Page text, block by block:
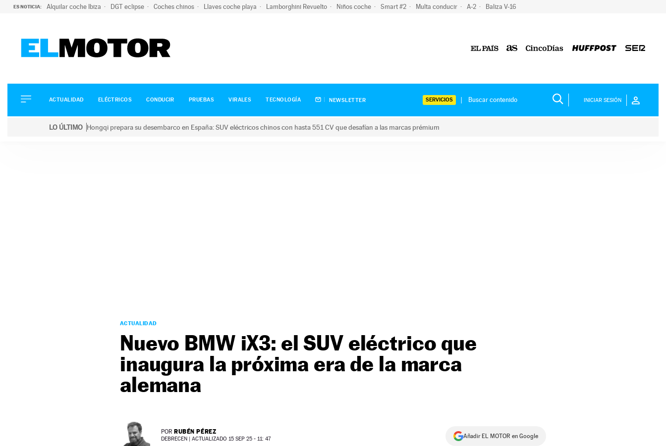
ES NOTICIA: Alquilar coche Ibiza DGT eclipse Coches chinos Llaves coche playa Lamborghini Revuelto Niños coche Smart #2 Multa conducir A-2 Baliza V-16
ELÉCTRICOS
CONDUCIR
ACTUALIDAD ELÉCTRICOS CONDUCIR PRUEBAS VIRALES TECNOLOGÍA NEWSLETTER SERVICIOS INICIAR SESIÓN
LO ÚLTIMO Hongqi prepara su desembarco en España: SUV eléctricos chinos con hasta 551 CV que desafían a las marcas prémium
ACTUALIDAD
Nuevo BMW iX3: el SUV eléctrico que
inaugura la próxima era de la marca
alemana
POR RUBÉN PÉREZ
DEBRECEN | ACTUALIZADO 15 SEP 25 - 11: 47 Añadir EL MOTOR en Google